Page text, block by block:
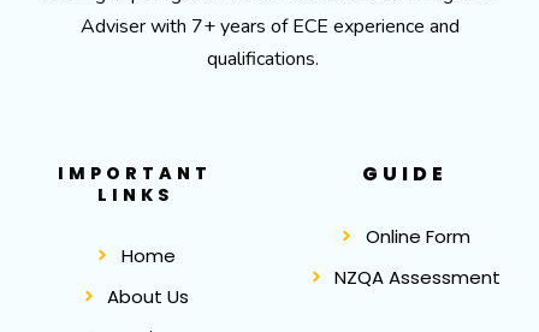
Adviser with 7+ years of ECE experience and
qualifications.
IMPORTANT
LINKS
Home
About Us
GUIDE
Online Form
NZQA Assessment